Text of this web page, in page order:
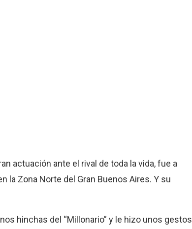
actuación ante el rival de toda la vida, fue a
la Zona Norte del Gran Buenos Aires. Y su
hinchas del “Millonario” y le hizo unos gestos